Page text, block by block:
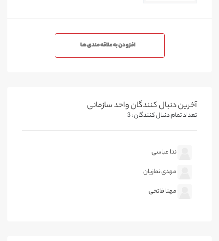
افزودن به علاقه مندی ها
آخرین دنبال کنندگان واحد سازمانی
تعداد تمام دنبال کنندگان : 3
ندا عباسی
مهدی نمازیان
مهنا فاتحی